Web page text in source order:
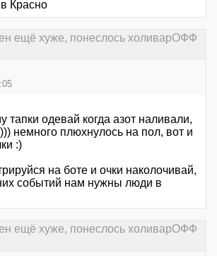
Красно
ещё хуже, понеслось холиварОФФ
тапки одевай когда азот наливали,
немного плюхнулось на пол, вот и
:)
на боте и очки наколочивай,
событий нам нужны люди в
ещё хуже, понеслось холиварОФФ